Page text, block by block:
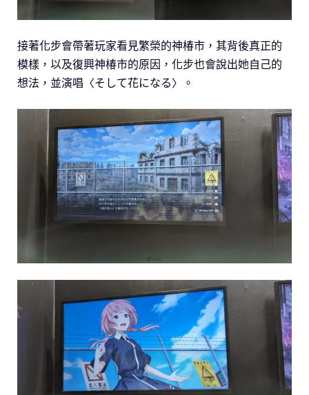
接著化步會帶著玩家看見繁榮的神椿市，其背後真正的
模樣，以及復興神椿市的原因，化步也會說出她自己的
想法，並演唱〈そして花になる〉。